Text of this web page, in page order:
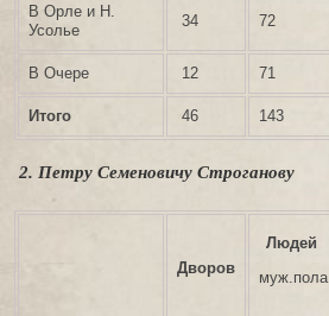
В Орле и Н.
Усолье
34 72
В Очере 12 71
Итого 46 143
2. Петру Семеновичу Строганову
Дворов
Людей
муж.пола